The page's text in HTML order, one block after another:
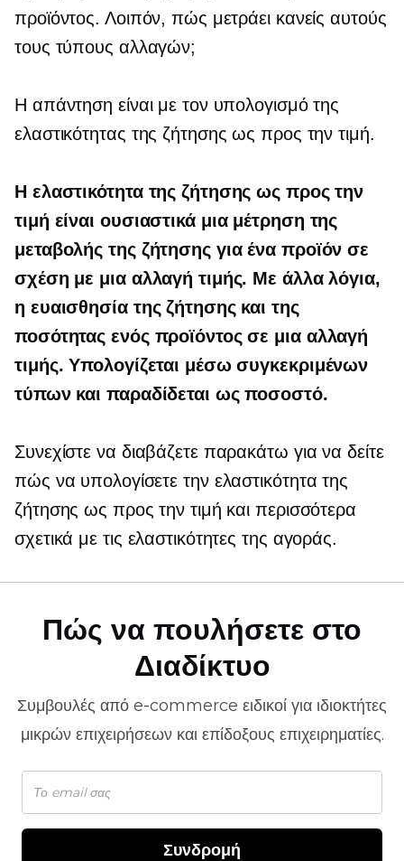
προϊόντος. Λοιπόν, πώς μετράει κανείς αυτούς
τους τύπους αλλαγών;
Η απάντηση είναι με τον υπολογισμό της
ελαστικότητας της ζήτησης ως προς την τιμή.
Η ελαστικότητα της ζήτησης ως προς την
τιμή είναι ουσιαστικά μια μέτρηση της
μεταβολής της ζήτησης για ένα προϊόν σε
σχέση με μια αλλαγή τιμής. Με άλλα λόγια,
η ευαισθησία της ζήτησης και της
ποσότητας ενός προϊόντος σε μια αλλαγή
τιμής. Υπολογίζεται μέσω συγκεκριμένων
τύπων και παραδίδεται ως ποσοστό.
Συνεχίστε να διαβάζετε παρακάτω για να δείτε
πώς να υπολογίσετε την ελαστικότητα της
ζήτησης ως προς την τιμή και περισσότερα
σχετικά με τις ελαστικότητες της αγοράς.
Πώς να πουλήσετε στο
Διαδίκτυο
Συμβουλές από e-commerce ειδικοί για ιδιοκτήτες
μικρών επιχειρήσεων και επίδοξους επιχειρηματίες.
Συνδρομή